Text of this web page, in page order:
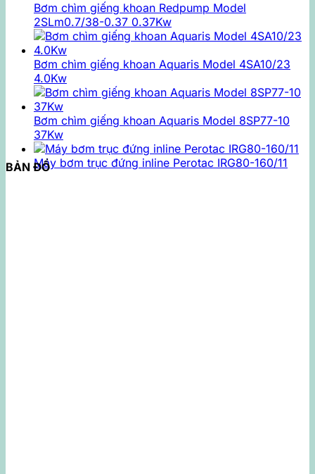
Bơm chìm giếng khoan Redpump Model
2SLm0.7/38-0.37 0.37Kw
Bơm chìm giếng khoan Aquaris Model 4SA10/23
4.0Kw
Bơm chìm giếng khoan Aquaris Model 8SP77-10
37Kw
Máy bơm trục đứng inline Perotac IRG80-160/11
BẢN ĐỒ